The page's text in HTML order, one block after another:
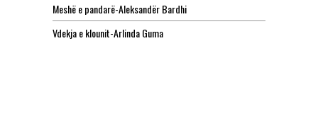
Meshë e pandarë-Aleksandër Bardhi
Vdekja e klounit-Arlinda Guma